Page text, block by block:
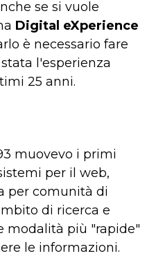
se si vuole
Digital eXperience
è necessario fare
l'esperienza
25 anni.
muovevo i primi
per il web,
per comunità di
di ricerca e
modalità più "rapide"
le informazioni.